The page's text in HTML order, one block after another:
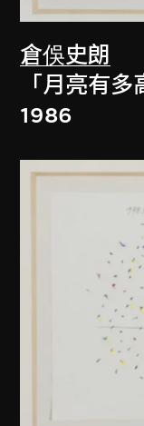
倉俁史朗
「月亮有
1986